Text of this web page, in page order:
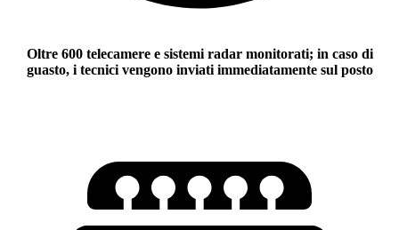
Oltre 600 telecamere e sistemi radar monitorati; in caso di
guasto, i tecnici vengono inviati immediatamente sul posto